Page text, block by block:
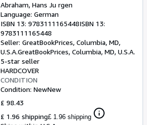
Vornehmlich Das
Binnenschiffahrts- Und Luftrecht
-Language: german
Abraham, Hans Ju rgen
Language: German
ISBN 13: 9783111165448ISBN 13:
9783111165448
Seller: GreatBookPrices, Columbia, MD,
U.S.A.GreatBookPrices, Columbia, MD, U.S.A.
5-star seller
HARDCOVER
CONDITION
Condition: NewNew
£ 98.43
£ 1.96 shipping£ 1.96 shipping